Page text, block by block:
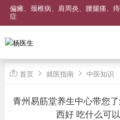
偏瘫、颈椎病、肩周炎、腰腿痛、
症
首页 就医指南 中医知识
青州易筋堂养生中心带您
西好 吃什么可